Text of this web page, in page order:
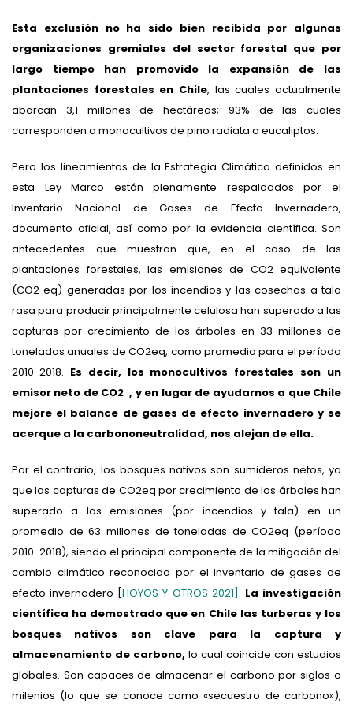
Esta exclusión no ha sido bien recibida por algunas
organizaciones gremiales del sector forestal que por
largo tiempo han promovido la expansión de las
plantaciones forestales en Chile, las cuales actualmente
abarcan 3,1 millones de hectáreas; 93% de las cuales
corresponden a monocultivos de pino radiata o eucaliptos.
Pero los lineamientos de la Estrategia Climática definidos en
esta Ley Marco están plenamente respaldados por el
Inventario Nacional de Gases de Efecto Invernadero,
documento oficial, así como por la evidencia científica. Son
antecedentes que muestran que, en el caso de las
plantaciones forestales, las emisiones de CO2 equivalente
(CO2 eq) generadas por los incendios y las cosechas a tala
rasa para producir principalmente celulosa han superado a las
capturas por crecimiento de los árboles en 33 millones de
toneladas anuales de CO2eq, como promedio para el período
2010-2018. Es decir, los monocultivos forestales son un
emisor neto de CO2 , y en lugar de ayudarnos a que Chile
mejore el balance de gases de efecto invernadero y se
acerque a la carbononeutralidad, nos alejan de ella.
Por el contrario, los bosques nativos son sumideros netos, ya
que las capturas de CO2eq por crecimiento de los árboles han
superado a las emisiones (por incendios y tala) en un
promedio de 63 millones de toneladas de CO2eq (período
2010-2018), siendo el principal componente de la mitigación del
cambio climático reconocida por el Inventario de gases de
efecto invernadero [HOYOS Y OTROS 2021] . La investigación
científica ha demostrado que en Chile las turberas y los
bosques nativos son clave para la captura y
almacenamiento de carbono, lo cual coincide con estudios
globales. Son capaces de almacenar el carbono por siglos o
milenios (lo que se conoce como «secuestro de carbono»),